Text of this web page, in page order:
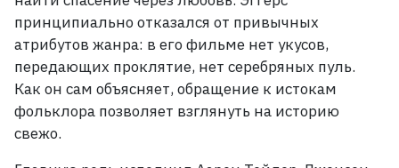
принципиально отказался от привычных
атрибутов жанра: в его фильме нет укусов,
передающих проклятие, нет серебряных пуль.
Как он сам объясняет, обращение к истокам
фольклора позволяет взглянуть на историю
свежо.